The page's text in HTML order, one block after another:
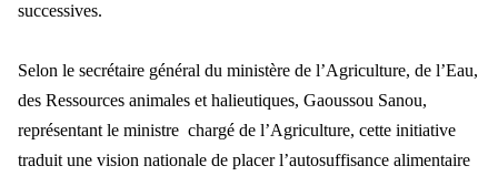
successives.
Selon le secrétaire général du ministère de l’Agriculture, de l’Eau,
des Ressources animales et halieutiques, Gaoussou Sanou,
représentant le ministre chargé de l’Agriculture, cette initiative
traduit une vision nationale de placer l’autosuffisance alimentaire